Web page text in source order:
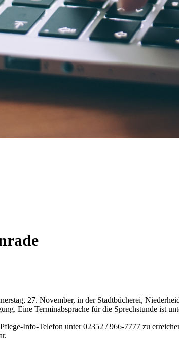
27. November, in der Stadtbücherei,
Eine Terminabsprache für die Sprechstunde ist
Info-Telefon unter 02352 / 966-7777 zu